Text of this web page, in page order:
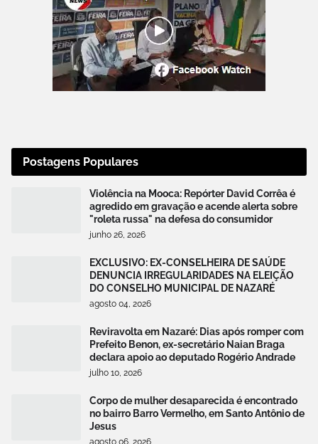
Postagens Populares
Violência na Mooca: Repórter David Corrêa é
agredido em gravação e acende alerta sobre
"roleta russa" na defesa do consumidor
junho 26, 2026
EXCLUSIVO: EX-CONSELHEIRA DE SAÚDE
DENUNCIA IRREGULARIDADES NA ELEIÇÃO
DO CONSELHO MUNICIPAL DE NAZARÉ
agosto 04, 2026
Reviravolta em Nazaré: Dias após romper com
Prefeito Benon, ex-secretário Naian Braga
declara apoio ao deputado Rogério Andrade
julho 10, 2026
Corpo de mulher desaparecida é encontrado
no bairro Barro Vermelho, em Santo Antônio de
Jesus
agosto 06, 2026